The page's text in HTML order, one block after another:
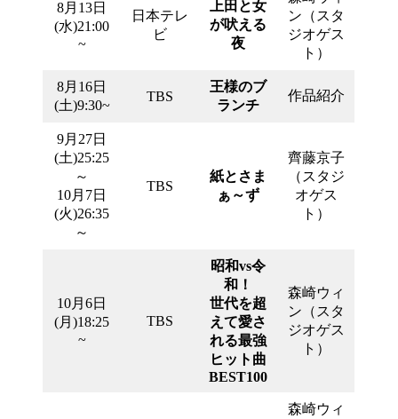
8月13日
(水)21:00
~
日本テレ
ビ
上田と女
が吠える
夜
ン（スタ
ジオゲス
ト）
8月16日
(土)9:30~
TBS
王様のブ
ランチ
作品紹介
9月27日
(土)25:25
～
10月7日
(火)26:35
～
TBS
紙とさま
ぁ～ず
齊藤京子
（スタジ
オゲス
ト）
10月6日
(月)18:25
~
TBS
昭和vs令
和！
世代を超
えて愛さ
れる最強
ヒット曲
BEST100
森崎ウィ
ン（スタ
ジオゲス
ト）
森崎ウィ